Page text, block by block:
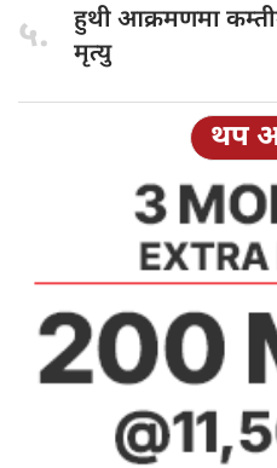
५. हुथी आक्रमणमा
मृत्यु
थप